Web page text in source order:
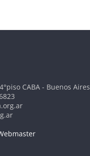
CABA - Buenos Aires